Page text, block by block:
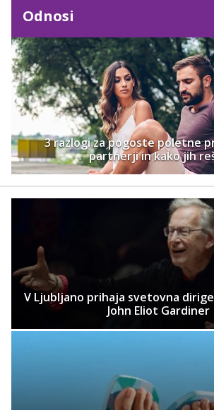
Odnosi
3 razlogi za pogoste poletne
partnerji in kako jih
V Ljubljano prihaja svetovna
John Eliot Gardiner